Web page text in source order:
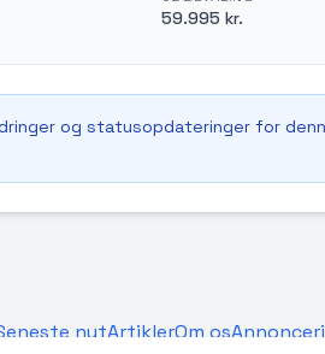
59.995 kr.
og statusopdateringer for
nytArtiklerOm os